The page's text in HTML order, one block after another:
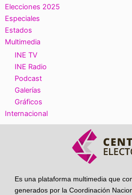
Elecciones 2025
Especiales
Estados
Multimedia
INE TV
INE Radio
Podcast
Galerías
Gráficos
Internacional
Es una plataforma multimedia que
generados por la Coordinación